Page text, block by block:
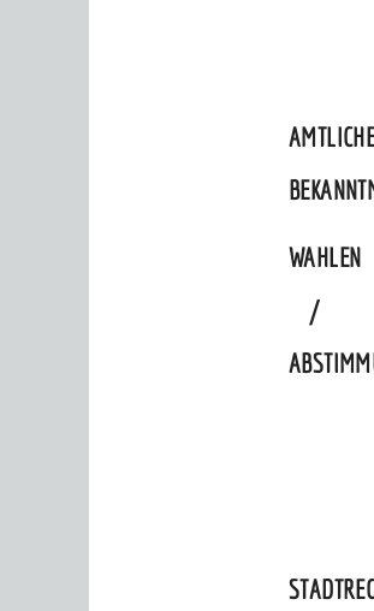
WAHLEN
/
Vermiete doch an deine
Bürgerinformationssystem